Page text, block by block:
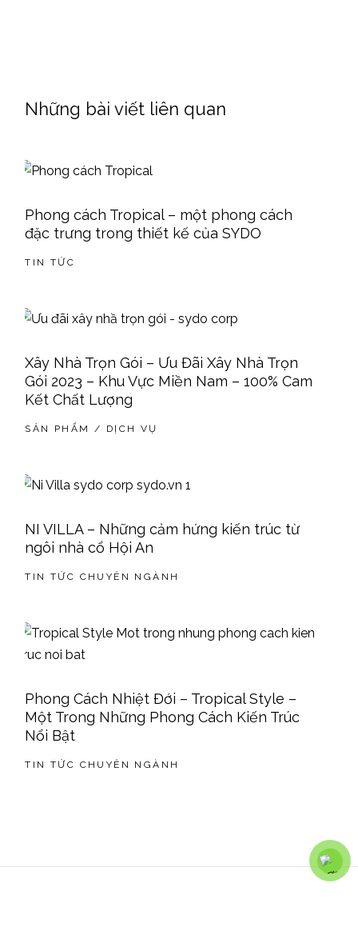
Những bài viết liên quan
Phong cách Tropical – một phong cách
đặc trưng trong thiết kế của SYDO
TIN TỨC
Xây Nhà Trọn Gói – Ưu Đãi Xây Nhà Trọn
Gói 2023 – Khu Vực Miền Nam – 100% Cam
Kết Chất Lượng
SẢN PHẨM / DỊCH VỤ
NI VILLA – Những cảm hứng kiến trúc từ
ngôi nhà cổ Hội An
TIN TỨC CHUYÊN NGÀNH
Phong Cách Nhiệt Đới – Tropical Style –
Một Trong Những Phong Cách Kiến Trúc
Nổi Bật
TIN TỨC CHUYÊN NGÀNH